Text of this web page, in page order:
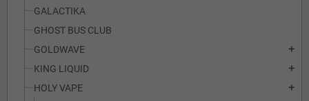
GALACTIKA
GHOST BUS CLUB
GOLDWAVE
add
KING LIQUID add
HOLY VAPE add